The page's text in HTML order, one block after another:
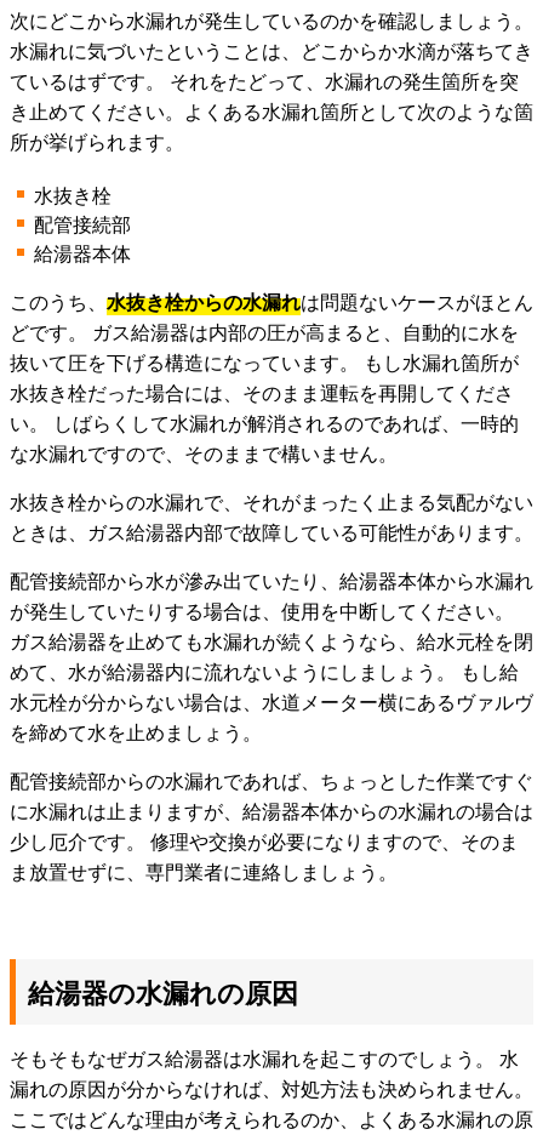
次にどこから水漏れが発生しているのかを確認しましょう。
水漏れに気づいたということは、どこからか水滴が落ちてき
ているはずです。 それをたどって、水漏れの発生箇所を突
き止めてください。よくある水漏れ箇所として次のような箇
所が挙げられます。
水抜き栓
配管接続部
給湯器本体
このうち、 水抜き栓からの水漏れは問題ないケースがほとん
どです。 ガス給湯器は内部の圧が高まると、自動的に水を
抜いて圧を下げる構造になっています。 もし水漏れ箇所が
水抜き栓だった場合には、そのまま運転を再開してくださ
い。 しばらくして水漏れが解消されるのであれば、一時的
な水漏れですので、そのままで構いません。
水抜き栓からの水漏れで、それがまったく止まる気配がない
ときは、ガス給湯器内部で故障している可能性があります。
配管接続部から水が滲み出ていたり、給湯器本体から水漏れ
が発生していたりする場合は、使用を中断してください。
ガス給湯器を止めても水漏れが続くようなら、給水元栓を閉
めて、水が給湯器内に流れないようにしましょう。 もし給
水元栓が分からない場合は、水道メーター横にあるヴァルヴ
を締めて水を止めましょう。
配管接続部からの水漏れであれば、ちょっとした作業ですぐ
に水漏れは止まりますが、給湯器本体からの水漏れの場合は
少し厄介です。 修理や交換が必要になりますので、そのま
ま放置せずに、専門業者に連絡しましょう。
給湯器の水漏れの原因
そもそもなぜガス給湯器は水漏れを起こすのでしょう。 水
漏れの原因が分からなければ、対処方法も決められません。
ここではどんな理由が考えられるのか、よくある水漏れの原